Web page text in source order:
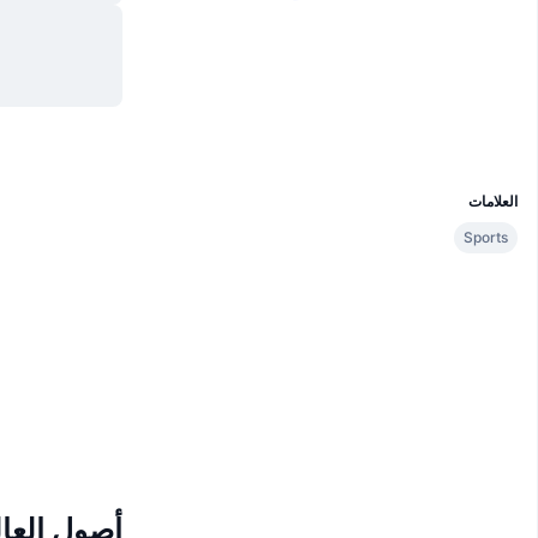
العلامات
Sports
أصول